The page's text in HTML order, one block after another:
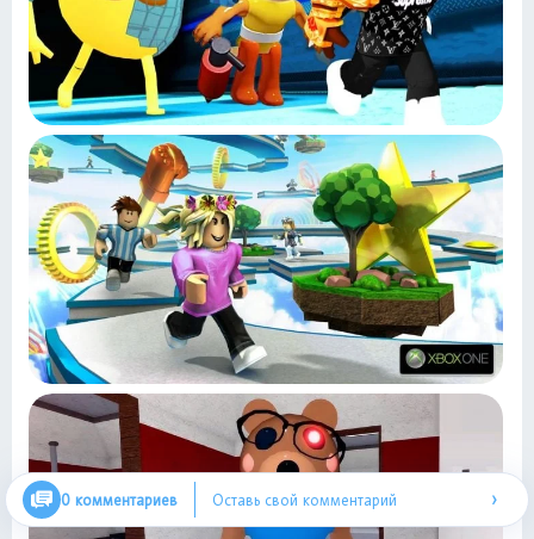
0 комментариев Оставь свой комментарий ›